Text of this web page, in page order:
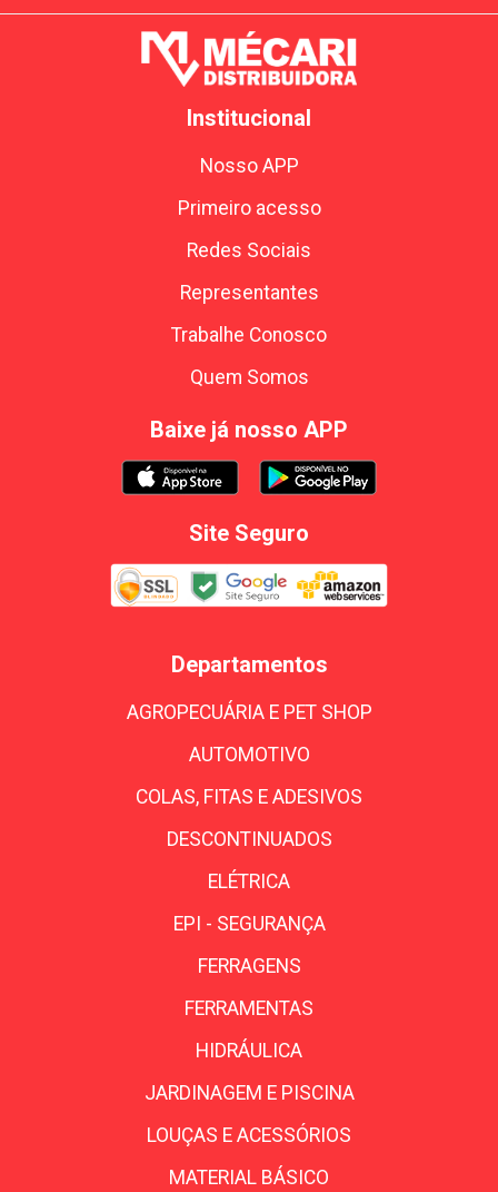
Institucional
Nosso APP
Primeiro acesso
Redes Sociais
Representantes
Trabalhe Conosco
Quem Somos
Baixe já nosso APP
Site Seguro
Departamentos
AGROPECUÁRIA E PET SHOP
AUTOMOTIVO
COLAS, FITAS E ADESIVOS
DESCONTINUADOS
ELÉTRICA
EPI - SEGURANÇA
FERRAGENS
FERRAMENTAS
HIDRÁULICA
JARDINAGEM E PISCINA
LOUÇAS E ACESSÓRIOS
MATERIAL BÁSICO